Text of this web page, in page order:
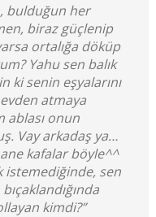
bulduğun her
biraz güçlenip
ortalığa döküp
Yahu sen balık
ki senin eşyalarını
atmaya
ablası onun
Vay arkadaş ya…
kafalar böyle^^
istemediğinde, sen
kimdi?”